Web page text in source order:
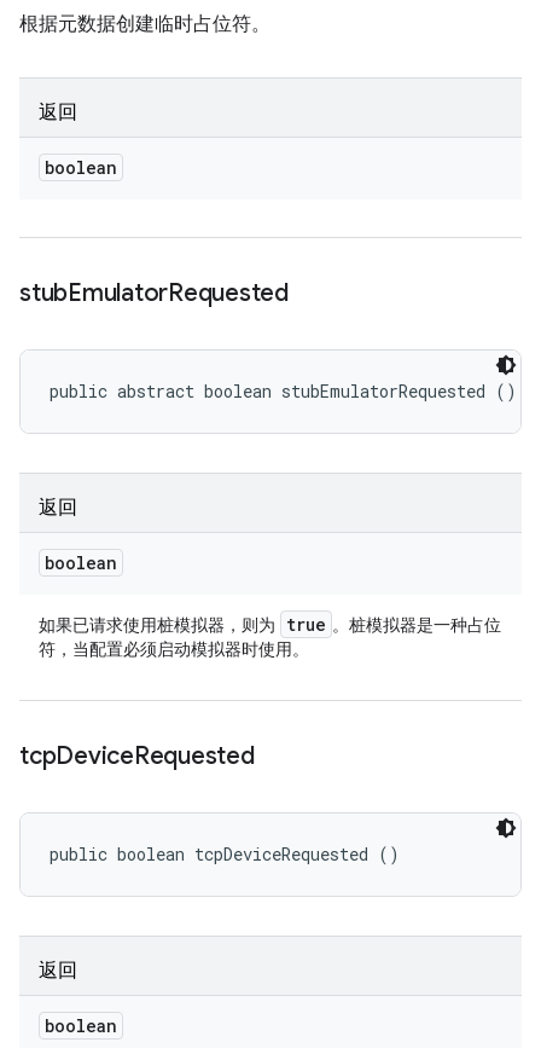
根据元数据创建临时占位符。
返回
boolean
stubEmulatorRequested
public abstract boolean stubEmulatorRequested ()
返回
boolean
如果已请求使用桩模拟器，则为 true 。桩模拟器是一种占位
符，当配置必须启动模拟器时使用。
tcpDeviceRequested
public boolean tcpDeviceRequested ()
返回
boolean